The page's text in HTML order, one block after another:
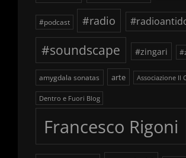
#podcast #radio
#soundscape #zingari
amygdala sonatas arte Associazione Il
Dentro e Fuori Blog
Francesco Rigoni